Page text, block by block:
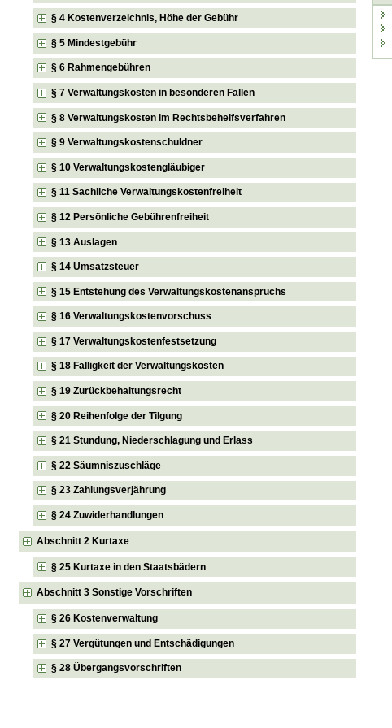
§ 4 Kostenverzeichnis, Höhe der Gebühr
§ 5 Mindestgebühr
§ 6 Rahmengebühren
§ 7 Verwaltungskosten in besonderen Fällen
§ 8 Verwaltungskosten im Rechtsbehelfsverfahren
§ 9 Verwaltungskostenschuldner
§ 10 Verwaltungskostengläubiger
§ 11 Sachliche Verwaltungskostenfreiheit
§ 12 Persönliche Gebührenfreiheit
§ 13 Auslagen
§ 14 Umsatzsteuer
§ 15 Entstehung des Verwaltungskostenanspruchs
§ 16 Verwaltungskostenvorschuss
§ 17 Verwaltungskostenfestsetzung
§ 18 Fälligkeit der Verwaltungskosten
§ 19 Zurückbehaltungsrecht
§ 20 Reihenfolge der Tilgung
§ 21 Stundung, Niederschlagung und Erlass
§ 22 Säumniszuschläge
§ 23 Zahlungsverjährung
§ 24 Zuwiderhandlungen
Abschnitt 2 Kurtaxe
§ 25 Kurtaxe in den Staatsbädern
Abschnitt 3 Sonstige Vorschriften
§ 26 Kostenverwaltung
§ 27 Vergütungen und Entschädigungen
§ 28 Übergangsvorschriften